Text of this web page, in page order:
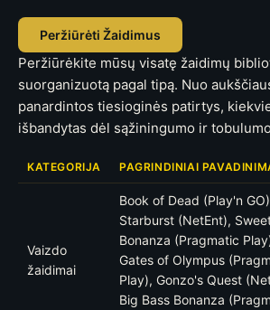
Peržiūrėti Žaidimus
Peržiūrėkite mūsų visatę žaidimų
suorganizuotą pagal tipą. Nuo
panardintos tiesioginės patirtys,
išbandytas dėl sąžiningumo ir
KATEGORIJA PAGRINDINIAI
Vaizdo
žaidimai
Book of Dead (Play'n
Starburst (NetEnt),
Bonanza (Pragmatic
Gates of Olympus
Play), Gonzo's Quest
Big Bass Bonanza